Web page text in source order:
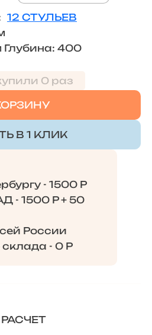
12 СТУЛЬЕВ
Глубина: 400
0 раз
В 1 КЛИК
- 1500 Р
- 1500 Р + 50
России
- 0 Р